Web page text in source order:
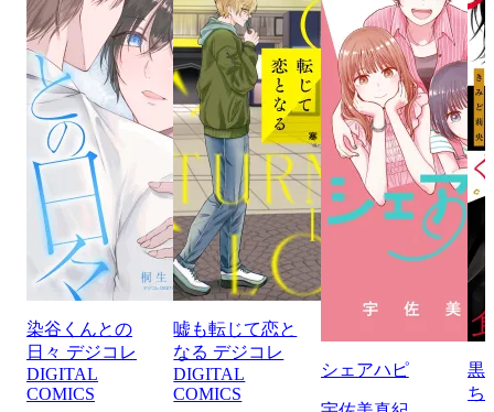
染谷くんとの
日々 デジコレ
DIGITAL
COMICS
嘘も転じて恋と
なる デジコレ
DIGITAL
COMICS
シェアハピ
黒
ち